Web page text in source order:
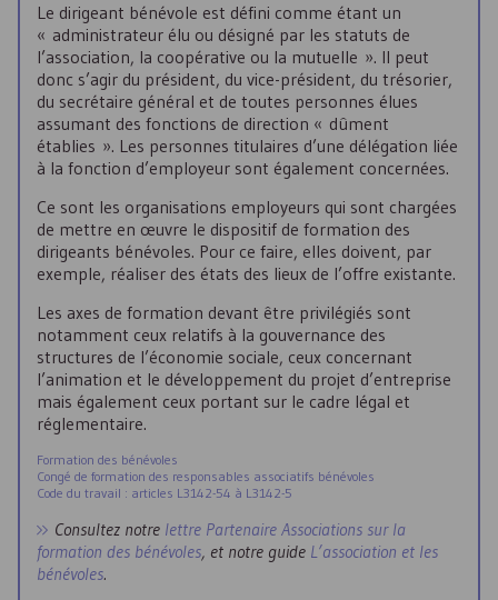
Le dirigeant bénévole est défini comme étant un
« administrateur élu ou désigné par les statuts de
l’association, la coopérative ou la mutuelle ». Il peut
donc s’agir du président, du vice-président, du trésorier,
du secrétaire général et de toutes personnes élues
assumant des fonctions de direction « dûment
établies ». Les personnes titulaires d’une délégation liée
à la fonction d’employeur sont également concernées.
Ce sont les organisations employeurs qui sont chargées
de mettre en œuvre le dispositif de formation des
dirigeants bénévoles. Pour ce faire, elles doivent, par
exemple, réaliser des états des lieux de l’offre existante.
Les axes de formation devant être privilégiés sont
notamment ceux relatifs à la gouvernance des
structures de l’économie sociale, ceux concernant
l’animation et le développement du projet d’entreprise
mais également ceux portant sur le cadre légal et
réglementaire.
Formation des bénévoles
Congé de formation des responsables associatifs bénévoles
Code du travail : articles L3142-54 à L3142-5
Consultez notre lettre Partenaire Associations sur la
formation des bénévoles, et notre guide L’association et les
bénévoles.